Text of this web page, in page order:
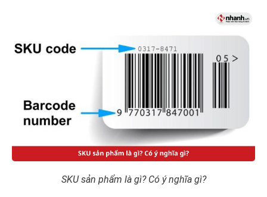
SKU sản phẩm là gì? Có ý nghĩa gì?